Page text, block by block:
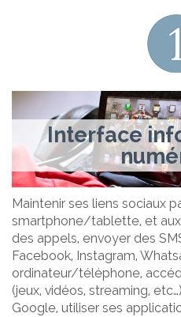
Interface
Maintenir ses liens sociaux
smartphone/tablette, et aux
des appels, envoyer des
Facebook, Instagram,
ordinateur/téléphone,
(jeux, vidéos, streaming,
Google, utiliser ses